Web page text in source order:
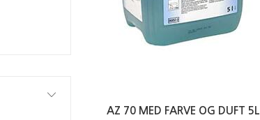
AZ 70 MED FARVE OG DUFT 5L